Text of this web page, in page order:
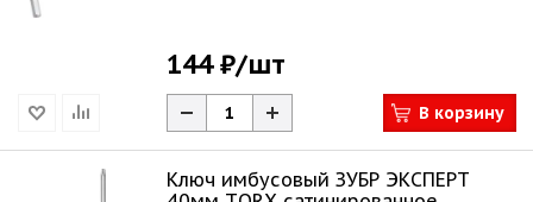
144 ₽/шт
В корзину
Ключ имбусовый ЗУБР ЭКСПЕРТ